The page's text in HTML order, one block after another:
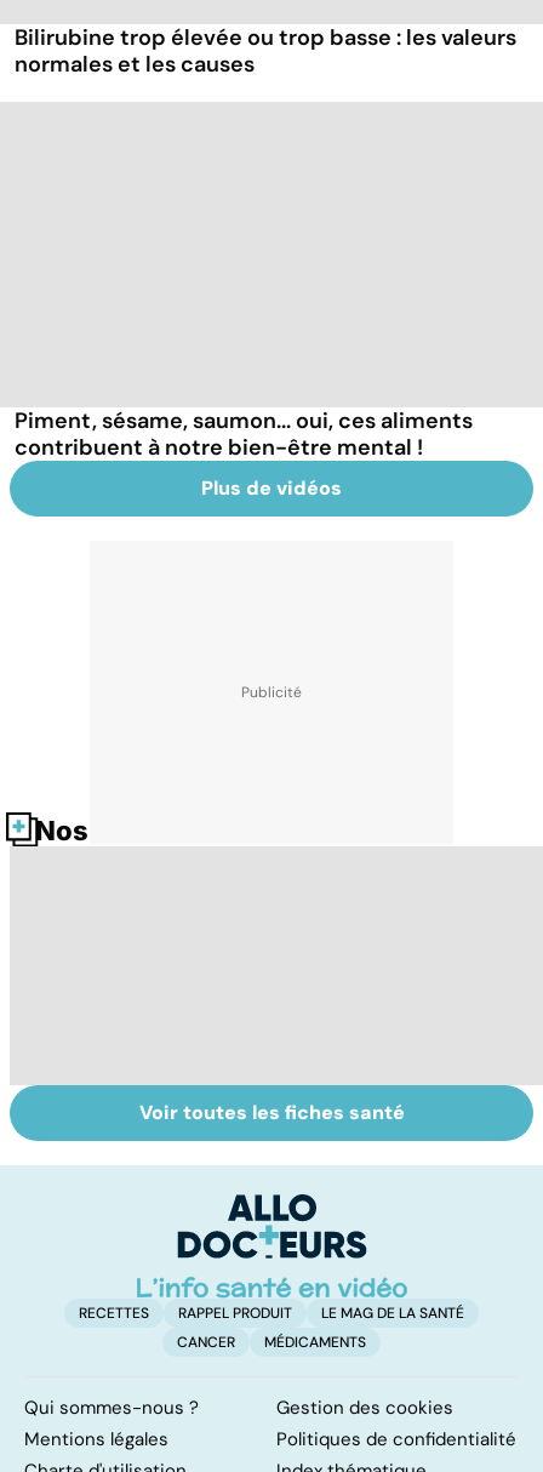
Bilirubine trop élevée ou trop basse : les valeurs
normales et les causes
Piment, sésame, saumon... oui, ces aliments
contribuent à notre bien-être mental !
Plus de vidéos
Nos fiches santé
Narcolepsie : des
crises de
Trisomie 21 : du
dépistage à la
Voir toutes les fiches santé
RECETTES RAPPEL PRODUIT
LE MAG DE LA SANTÉ
CANCER
MÉDICAMENTS
Qui sommes-nous ?
Gestion des cookies
Mentions légales
Politiques de confidentialité